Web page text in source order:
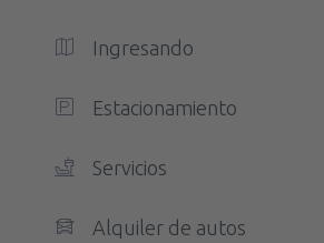
Ingresando
Estacionamiento
Servicios
Alquiler de autos